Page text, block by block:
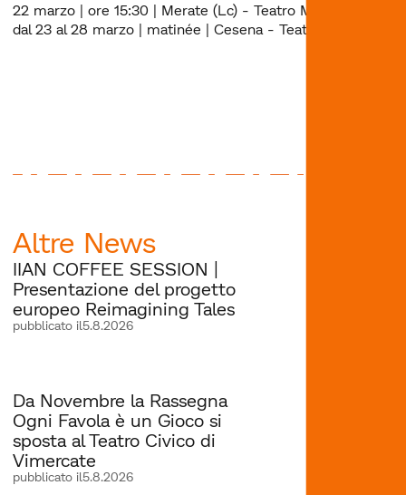
22 marzo | ore 15:30 | Merate (Lc) - Teatro Manzoni
dal 23 al 28 marzo | matinée | Cesena - Teatro Bogart
Altre News
IIAN COFFEE SESSION |
Presentazione del progetto
europeo Reimagining Tales
pubblicato il5.8.2026
Da Novembre la Rassegna
Ogni Favola è un Gioco si
sposta al Teatro Civico di
Vimercate
pubblicato il5.8.2026